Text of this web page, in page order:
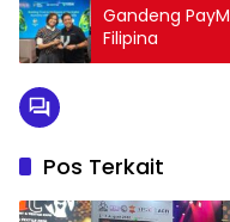
Gandeng
Filipina
Pos Terkait